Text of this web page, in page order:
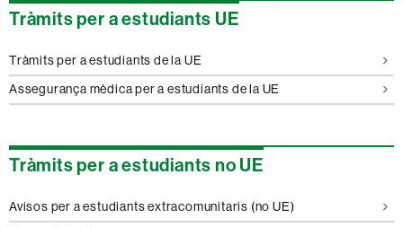
Tràmits per a estudiants UE
Tràmits per a estudiants de la UE
Assegurança mèdica per a estudiants de la UE
Tràmits per a estudiants no UE
Avisos per a estudiants extracomunitaris (no UE)